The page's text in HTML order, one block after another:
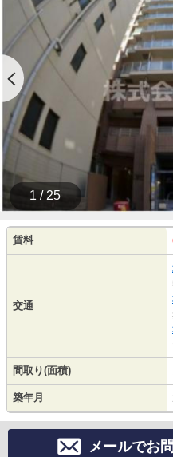
1 / 25
賃料
交通
間取り(面積)
築年月
メールでお